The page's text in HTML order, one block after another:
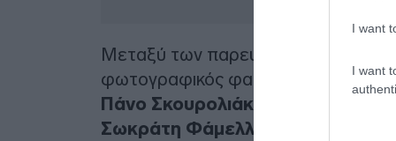
I want
I want
Μεταξύ των παρευρισκόμενων που
φωτογραφικός φακός εντόπισε τον
Πάνο Σκουρολιάκο
Σωκράτη Φάμελλο